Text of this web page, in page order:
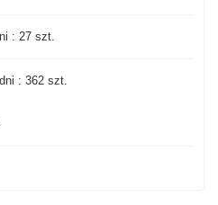
: 27 szt.
: 362 szt.